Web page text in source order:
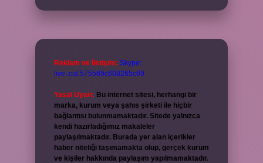
Reklam ve İletişim: Skype:
live:.cid.575569c608265c69
Yasal Uyarı: Bu internet sitesi, herhangi bir
marka, kurum veya şahıs şirketi ile hiçbir
bağlantısı bulunmamaktadır. Sitede yalnızca
kendi hazırladığımız makaleler
paylaşılmaktadır. Burada yer alan içerikler
haber niteliği taşımamakta olup, gerçek kurum
ve kişiler hakkında paylaşım yapılmamaktadır.